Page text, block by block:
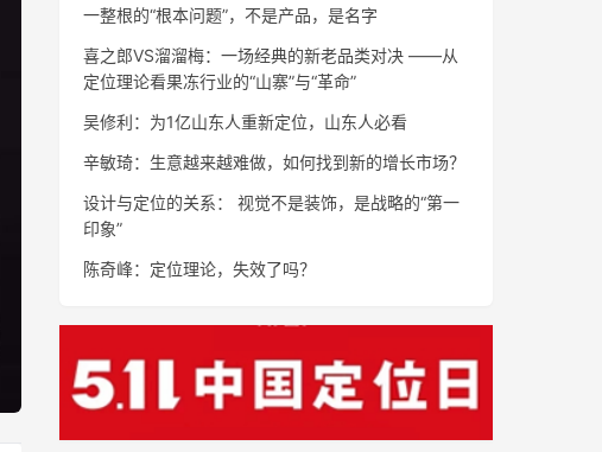
一整根的“根本问题”，不是产品，是名字
喜之郎VS溜溜梅：一场经典的新老品类对决 ——从
定位理论看果冻行业的“山寨”与“革命”
吴修利：为1亿山东人重新定位，山东人必看
辛敏琦：生意越来越难做，如何找到新的增长市场？
设计与定位的关系： 视觉不是装饰，是战略的“第一
印象”
陈奇峰：定位理论，失效了吗？